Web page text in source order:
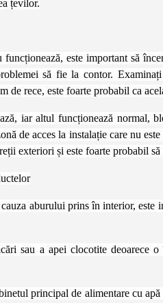
țevilor.
este important să
să fie la contor.
de rece, este foarte probabil ca
iar altul funcționează normal,
de acces la instalație care nu
exteriori și este foarte probabil
aburului prins în interior, este
sau a apei clocotite deoarece
principal de alimentare cu